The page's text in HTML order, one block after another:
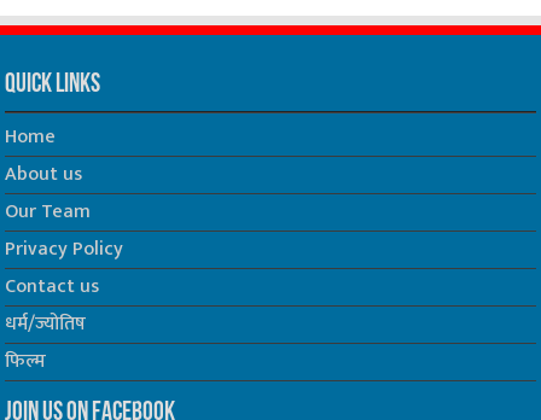
Quick Links
Home
About us
Our Team
Privacy Policy
Contact us
धर्म/ज्योतिष
फिल्म
Join us on Facebook